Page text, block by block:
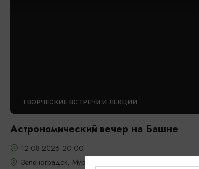
ТВОРЧЕСКИЕ ВСТРЕЧИ И ЛЕКЦИИ
Астрономический вечер на Башне
12.08.2026 20:00
Зеленоградск, Мурариум